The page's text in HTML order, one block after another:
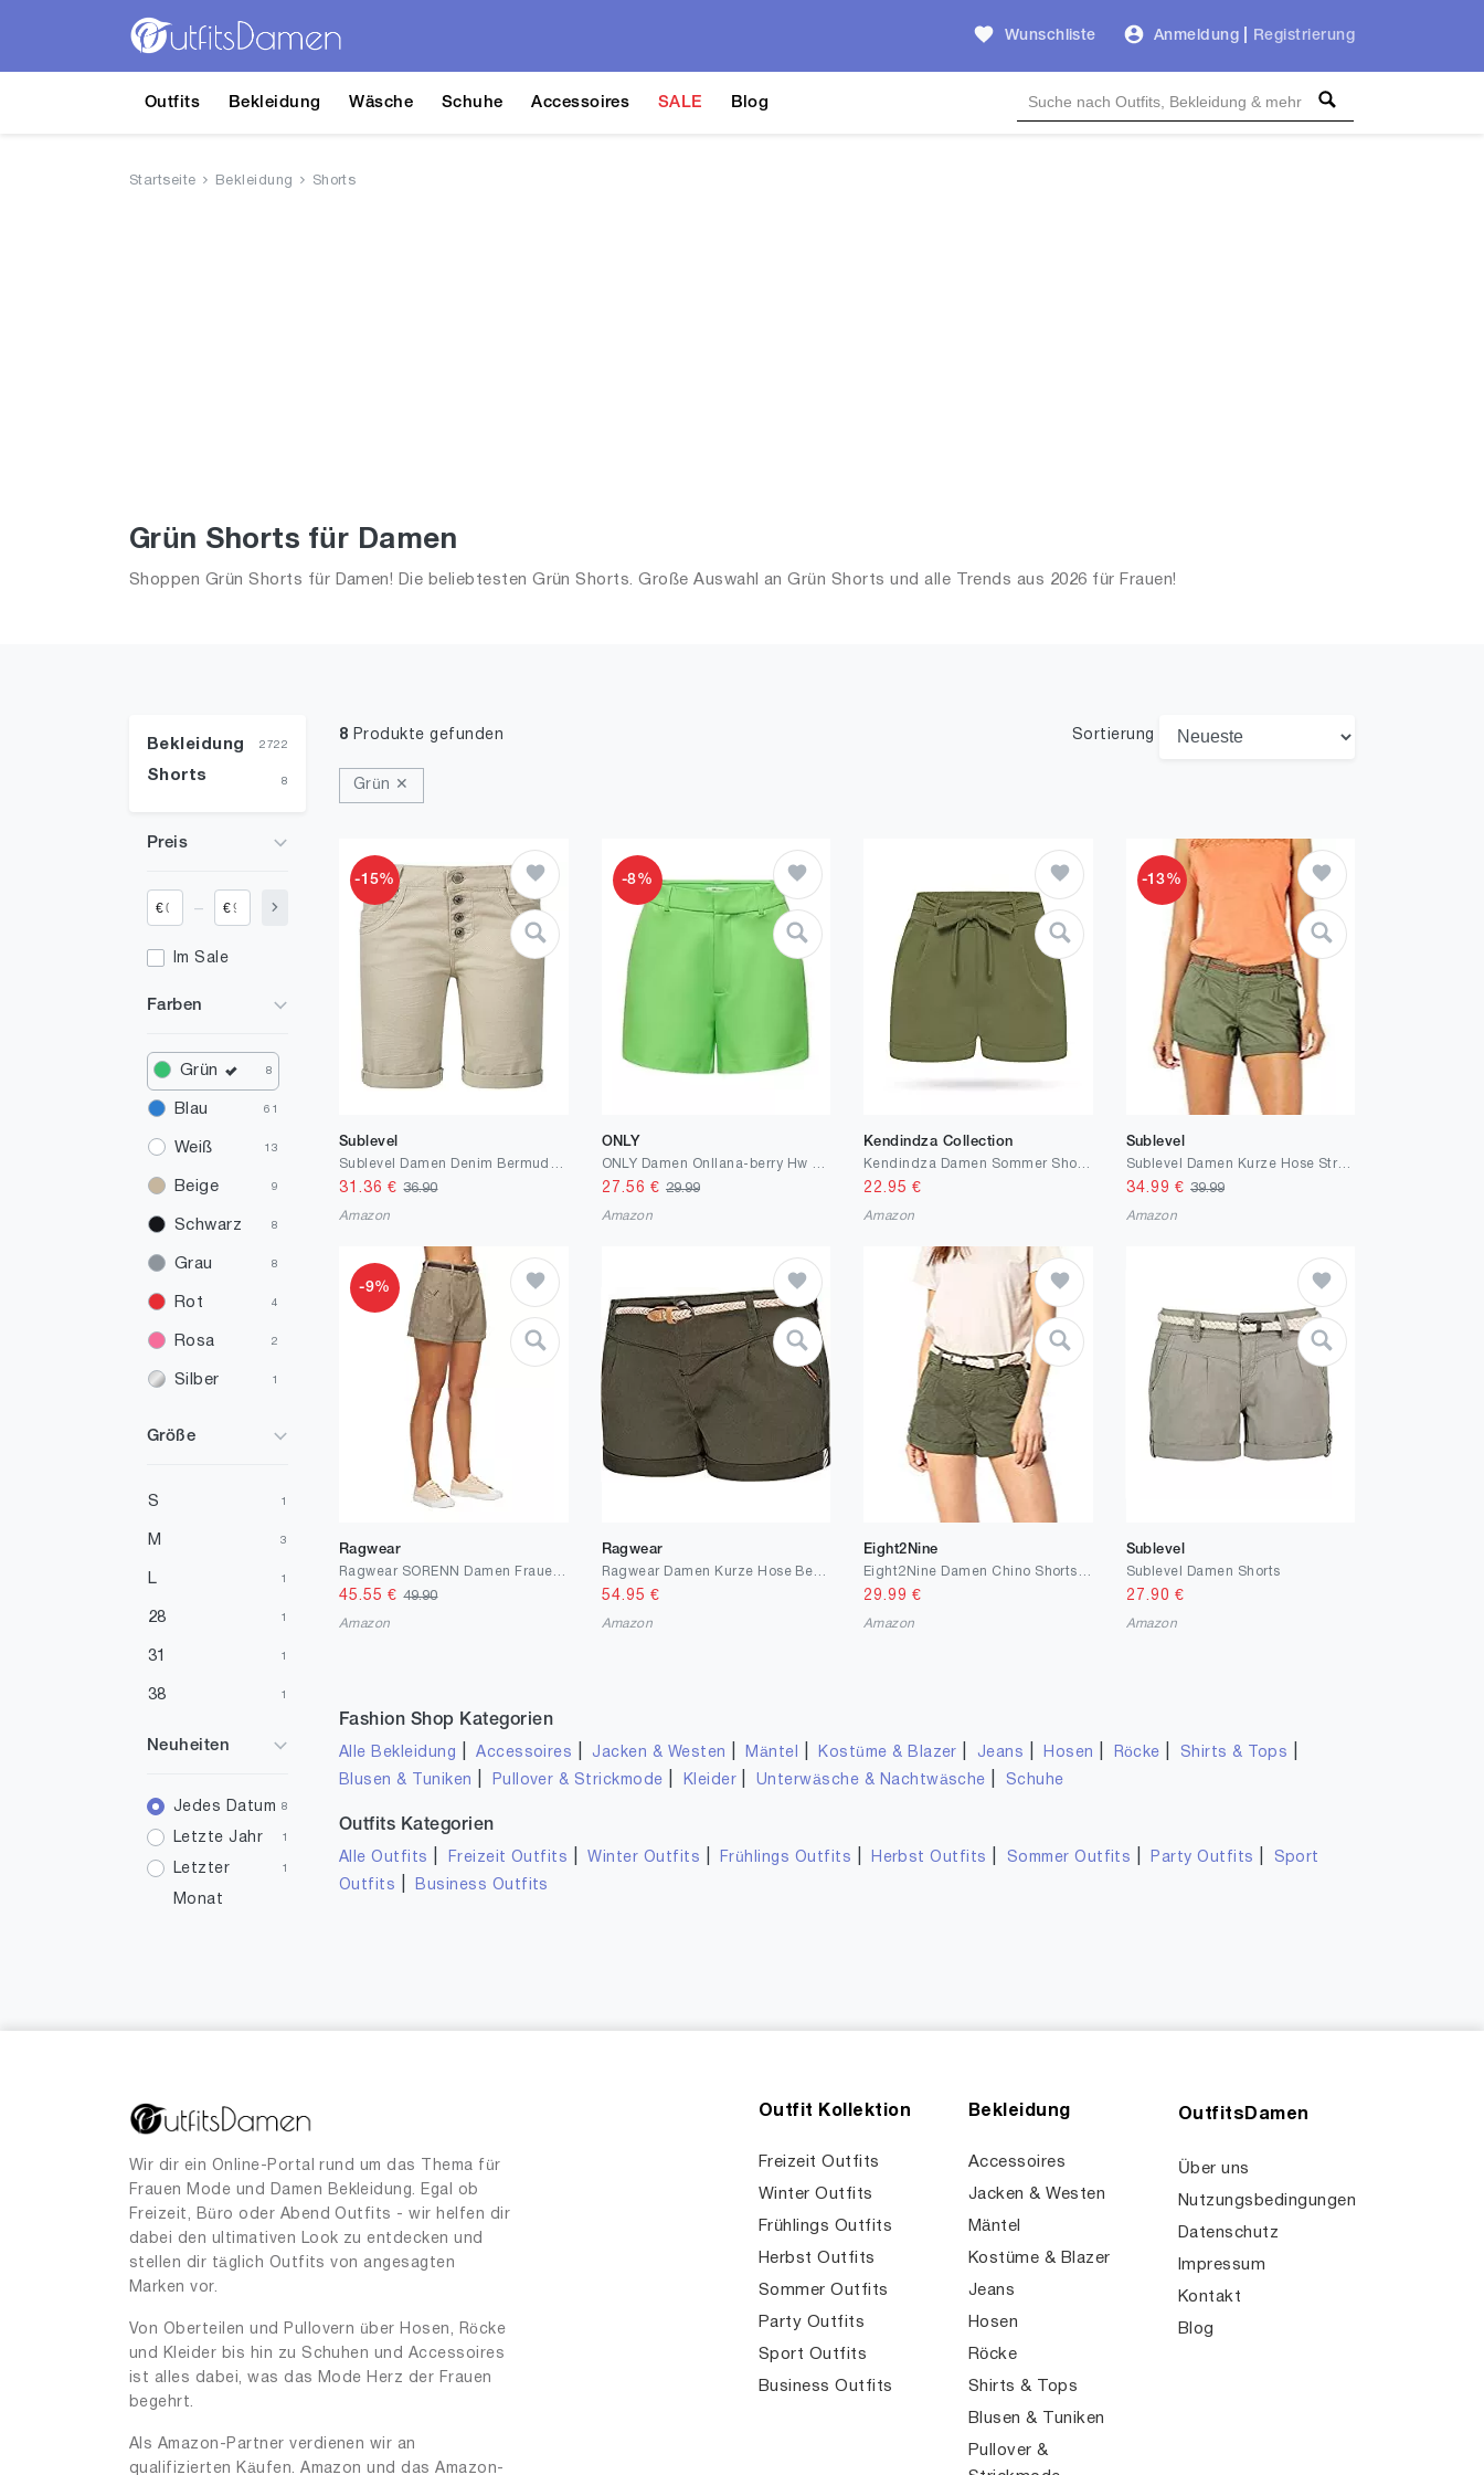
Wunschliste Anmeldung Registrierung
Outfits Bekleidung Wäsche Schuhe Accessoires SALE Blog
Startseite Bekleidung Shorts
Grün Shorts für Damen
Shoppen Grün Shorts für Damen! Die beliebtesten Grün Shorts. Große Auswahl an Grün Shorts und alle Trends aus 2026 für Frauen!
Bekleidung 2722
Shorts 8
Preis
€ €
Im Sale
Farben
Grün 8
Blau 61
Weiß 13
Beige 9
Schwarz 8
Grau 8
Rot 4
Rosa 2
Silber 1
Größe
S 1
M 3
L 1
28 1
31 1
38 1
Neuheiten
Jedes Datum 8
Letzte Jahr 1
Letzter
Monat
1
8 Produkte gefunden Sortierung
Grün ✕
-15%
Sublevel
31.36 €36.90
Amazon
-8%
ONLY
27.56 € 29.99
Amazon
Kendindza Collection
22.95 €
Amazon
-13%
Sublevel
Sublevel Damen Kurze Hose Stretch-Shorts mit Flecht-Gürtel
34.99 € 39.99
Amazon
-9%
Ragwear
45.55 €49.90
Amazon
Ragwear
54.95 €
Amazon
Eight2Nine
29.99 €
Amazon
Sublevel
Sublevel Damen Shorts
27.90 €
Amazon
Fashion Shop Kategorien
Alle Bekleidung |Accessoires Jacken & Westen Mäntel Kostüme & Blazer Jeans Hosen Röcke Shirts & Tops
Blusen & Tuniken Pullover & Strickmode Kleider Unterwäsche & Nachtwäsche Schuhe
Outfits Kategorien
Alle Outfits Freizeit Outfits |Winter Outfits Frühlings Outfits Herbst Outfits Sommer Outfits Party Outfits
Sport
Outfits
Business Outfits
Wir dir ein Online-Portal rund um das Thema für
Frauen Mode und Damen Bekleidung. Egal ob
Freizeit, Büro oder Abend Outfits - wir helfen dir
dabei den ultimativen Look zu entdecken und
stellen dir täglich Outfits von angesagten
Marken vor.
Von Oberteilen und Pullovern über Hosen, Röcke
und Kleider bis hin zu Schuhen und Accessoires
ist alles dabei, was das Mode Herz der Frauen
begehrt.
Als Amazon-Partner verdienen wir an
qualifizierten Käufen. Amazon und das Amazon-
Outfit Kollektion
Freizeit Outfits
Winter Outfits
Frühlings Outfits
Herbst Outfits
Sommer Outfits
Party Outfits
Sport Outfits
Business Outfits
Bekleidung
Accessoires
Jacken & Westen
Mäntel
Kostüme & Blazer
Jeans
Hosen
Röcke
Shirts & Tops
Blusen & Tuniken
Pullover &
OutfitsDamen
Über uns
Nutzungsbedingungen
Datenschutz
Impressum
Kontakt
Blog